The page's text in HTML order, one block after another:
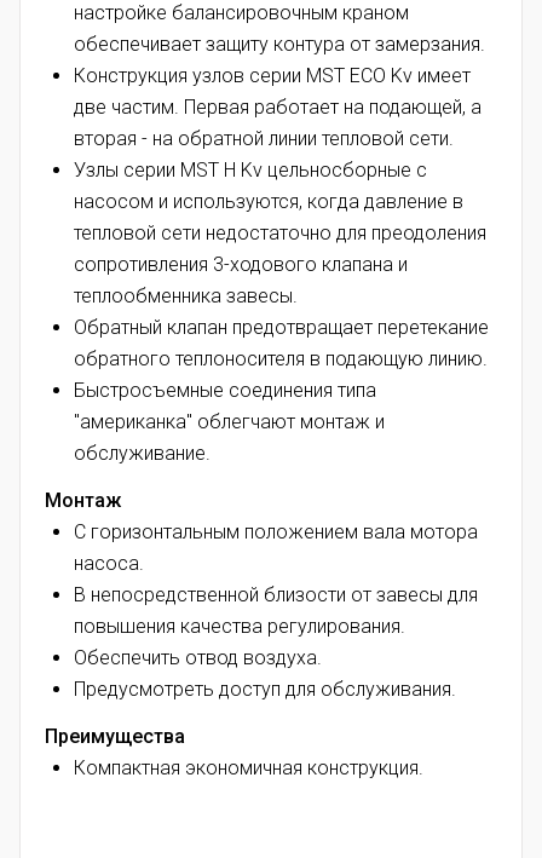
настройке балансировочным краном
обеспечивает защиту контура от замерзания.
Конструкция узлов серии MST ECO Kv имеет
две частим. Первая работает на подающей, а
вторая - на обратной линии тепловой сети.
Узлы серии MST H Kv цельносборные с
насосом и используются, когда давление в
тепловой сети недостаточно для преодоления
сопротивления 3-ходового клапана и
теплообменника завесы.
Обратный клапан предотвращает перетекание
обратного теплоносителя в подающую линию.
Быстросъемные соединения типа
"американка" облегчают монтаж и
обслуживание.
Монтаж
С горизонтальным положением вала мотора
насоса.
В непосредственной близости от завесы для
повышения качества регулирования.
Обеспечить отвод воздуха.
Предусмотреть доступ для обслуживания.
Преимущества
Компактная экономичная конструкция.